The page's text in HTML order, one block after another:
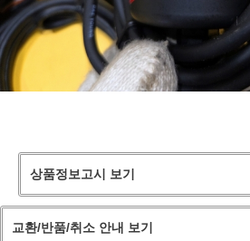
상품정보고시 보기
교환/반품/취소 안내 보기